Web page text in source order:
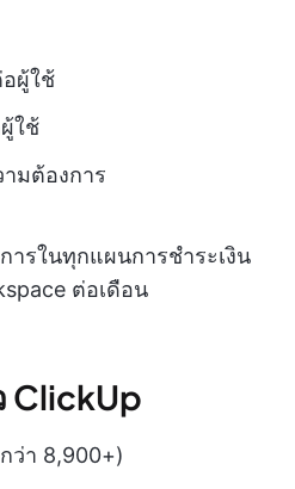
ผู้ใช้
ใช้
มต้องการ
ารในทุกแผนการชำระเงิน
ต่อเดือน
ClickUp
ว่า 8,900+)